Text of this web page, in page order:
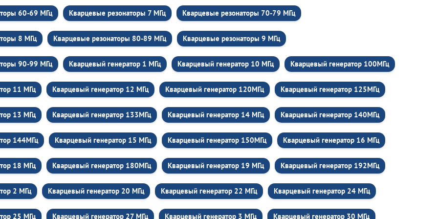
60-69 МГц Кварцевые резонаторы 7 МГц Кварцевые резонаторы 70-79 МГц
8 МГц Кварцевые резонаторы 80-89 МГц Кварцевые резонаторы 9 МГц
90-99 МГц Кварцевый генератор 1 МГц Кварцевый генератор 10 МГц Кварцевый генератор 100МГц
11 МГц Кварцевый генератор 12 МГц Кварцевый генератор 120МГц Кварцевый генератор 125МГц
13 МГц Кварцевый генератор 133МГц Кварцевый генератор 14 МГц Кварцевый генератор 140МГц
144МГц Кварцевый генератор 15 МГц Кварцевый генератор 150МГц Кварцевый генератор 16 МГц
18 МГц Кварцевый генератор 180МГц Кварцевый генератор 19 МГц Кварцевый генератор 192МГц
2 МГц Кварцевый генератор 20 МГц Кварцевый генератор 22 МГц Кварцевый генератор 24 МГц
25 МГц Кварцевый генератор 27 МГц Кварцевый генератор 3 МГц Кварцевый генератор 30 МГц